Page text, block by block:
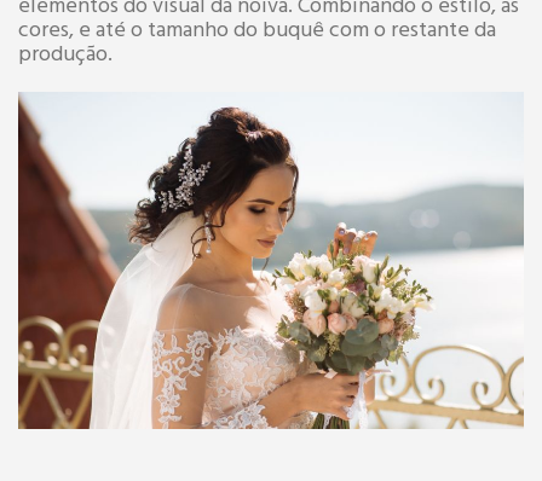
cores, e até o tamanho do buquê com o restante da
produção.